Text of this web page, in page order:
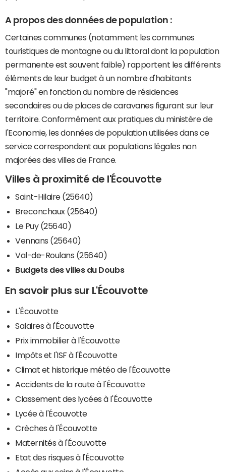
A propos des données de population :
Certaines communes (notamment les communes
touristiques de montagne ou du littoral dont la population
permanente est souvent faible) rapportent les différents
éléments de leur budget à un nombre d'habitants
"majoré" en fonction du nombre de résidences
secondaires ou de places de caravanes figurant sur leur
territoire. Conformément aux pratiques du ministère de
l'Economie, les données de population utilisées dans ce
service correspondent aux populations légales non
majorées des villes de France.
Villes à proximité de l'Écouvotte
Saint-Hilaire (25640)
Breconchaux (25640)
Le Puy (25640)
Vennans (25640)
Val-de-Roulans (25640)
Budgets des villes du Doubs
En savoir plus sur L'Écouvotte
L'Écouvotte
Salaires à l'Écouvotte
Prix immobilier à l'Écouvotte
Impôts et l'ISF à l'Écouvotte
Climat et historique météo de l'Écouvotte
Accidents de la route à l'Écouvotte
Classement des lycées à l'Écouvotte
Lycée à l'Écouvotte
Crèches à l'Écouvotte
Maternités à l'Écouvotte
Etat des risques à l'Écouvotte